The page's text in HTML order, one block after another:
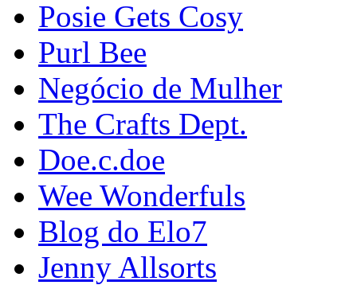
Posie Gets Cosy
Purl Bee
Negócio de Mulher
The Crafts Dept.
Doe.c.doe
Wee Wonderfuls
Blog do Elo7
Jenny Allsorts